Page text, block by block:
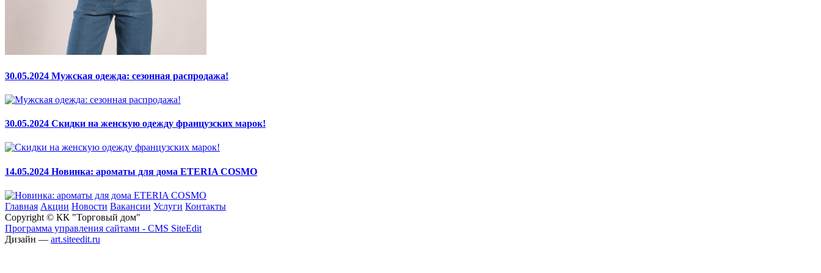
30.05.2024 Мужская одежда: сезонная распродажа!
30.05.2024 Скидки на женскую одежду французских марок!
14.05.2024 Новинка: ароматы для дома ETERIA COSMO
Главная Акции Новости Вакансии Услуги Контакты
Copyright © КК "Торговый дом"
Программа управления сайтами - CMS SiteEdit
Дизайн — art.siteedit.ru